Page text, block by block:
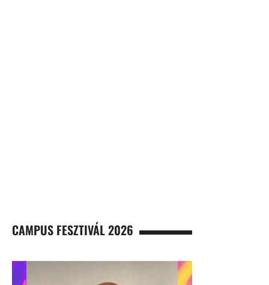
CAMPUS FESZTIVÁL 2026